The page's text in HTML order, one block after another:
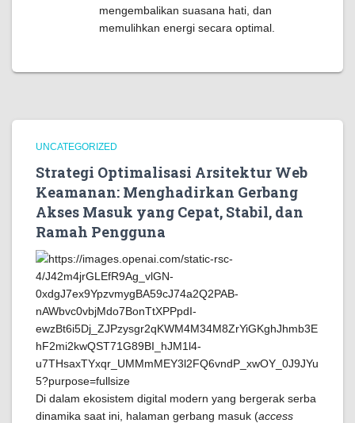
mengembalikan suasana hati, dan
memulihkan energi secara optimal.
UNCATEGORIZED
Strategi Optimalisasi Arsitektur Web
Keamanan: Menghadirkan Gerbang
Akses Masuk yang Cepat, Stabil, dan
Ramah Pengguna
Di dalam ekosistem digital modern yang bergerak serba
dinamika saat ini, halaman gerbang masuk (access